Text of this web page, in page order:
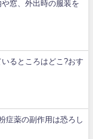
窓、外出時の服装を
るところはどこ?おす
症薬の副作用は恐ろし